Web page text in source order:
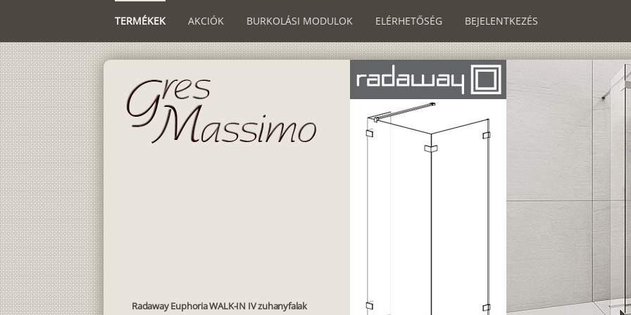
TERMÉKEK AKCIÓK BURKOLÁSI MODULOK ELÉRHETŐSÉG BEJELENTKEZÉS
Radaway Euphoria WALK-IN IV zuhanyfalak